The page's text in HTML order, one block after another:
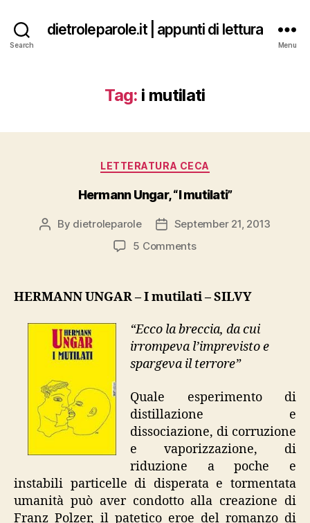
Search
dietroleparole.it | appunti di lettura
Menu
Tag: i mutilati
Categories
LETTERATURA CECA
Hermann Ungar, “I mutilati”
Post
By dietroleparole
PostSeptember 21, 2013
5 Commentson
“I
HERMANN UNGAR – I mutilati – SILVY
“Ecco la breccia, da cui
irrompeva l’imprevisto e
spargeva il terrore”
Quale esperimento di
distillazione e
dissociazione, di corruzione
e vaporizzazione, di
riduzione a poche e
instabili particelle di disperata e tormentata
umanità può aver condotto alla creazione di
Franz Polzer, il patetico eroe del romanzo di